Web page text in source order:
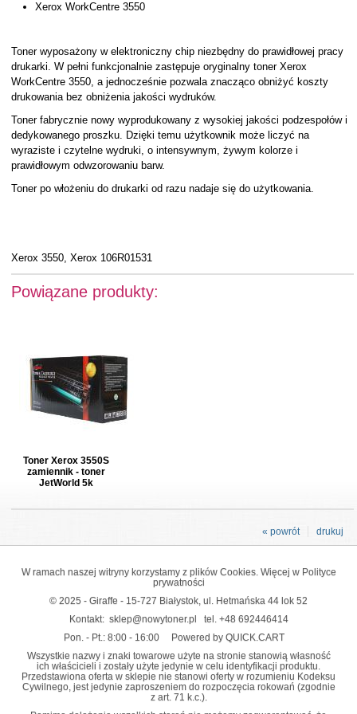
Xerox WorkCentre 3550
Toner wyposażony w elektroniczny chip niezbędny do prawidłowej pracy
drukarki. W pełni funkcjonalnie zastępuje oryginalny toner Xerox
WorkCentre 3550, a jednocześnie pozwala znacząco obniżyć koszty
drukowania bez obniżenia jakości wydruków.
Toner fabrycznie nowy wyprodukowany z wysokiej jakości podzespołów i
dedykowanego proszku. Dzięki temu użytkownik może liczyć na
wyraziste i czytelne wydruki, o intensywnym, żywym kolorze i
prawidłowym odwzorowaniu barw.
Toner po włożeniu do drukarki od razu nadaje się do użytkowania.
Xerox 3550, Xerox 106R01531
Powiązane produkty:
Toner Xerox 3550S
zamiennik - toner
JetWorld 5k
drukuj
« powrót
W ramach naszej witryny korzystamy z plików Cookies. Więcej w Polityce
prywatności
© 2025 - Giraffe - 15-727 Białystok, ul. Hetmańska 44 lok 52
Kontakt: sklep@nowytoner.pl tel. +48 692446414
Pon. - Pt.: 8:00 - 16:00
Powered by QUICK.CART
Wszystkie nazwy i znaki towarowe użyte na stronie stanowią własność
ich właścicieli i zostały użyte jedynie w celu identyfikacji produktu.
Przedstawiona oferta w sklepie nie stanowi oferty w rozumieniu Kodeksu
Cywilnego, jest jedynie zaproszeniem do rozpoczęcia rokowań (zgodnie
z art. 71 k.c.).